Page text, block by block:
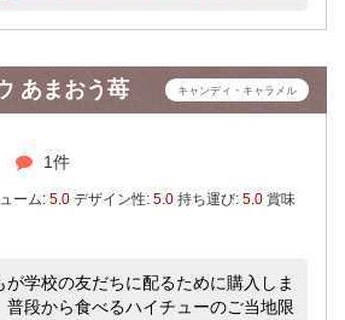
あまおう苺 キャンディ・キャラメル
1件
ーム: 5.0 デザイン性: 5.0 持ち運び: 5.0 賞味
が学校の友だちに配るために購入しま
普段から食べるハイチューのご当地限